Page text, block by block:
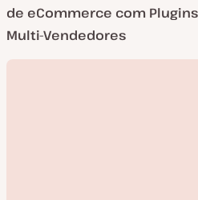
de eCommerce com
Multi-Vendedores